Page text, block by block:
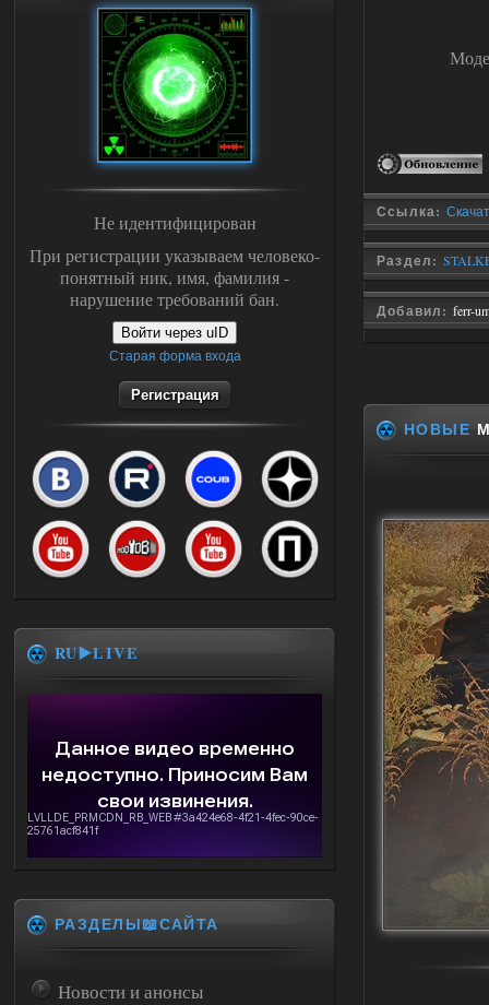
Ссылка:
Раздел:
Добавил: ferr-
НОВЫЕ
Не идентифицирован
При регистрации указываем человеко-
понятный ник, имя, фамилия -
нарушение требований бан.
Войти через uID
Старая форма входа
Регистрация
RU▶️LIVE
РАЗДЕЛЫ📖САЙТА
Новости и анонсы